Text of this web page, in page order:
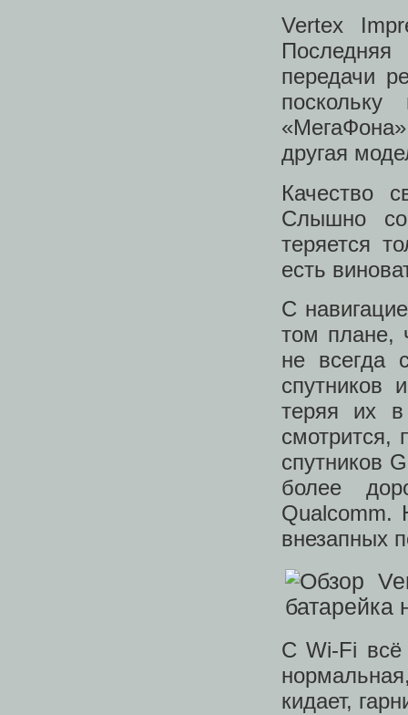
Vertex
передачи
другая
Качество
Слышно
теряется
есть
С
том плане,
не всегда
спутников
теряя их
смотрится,
спутников
более
Qualcomm.
внезапных
С Wi-Fi всё
кидает,